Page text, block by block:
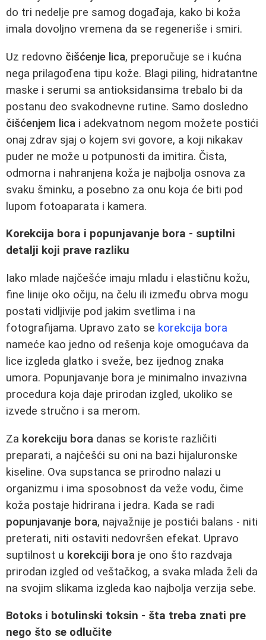
do tri nedelje pre samog događaja, kako bi koža
imala dovoljno vremena da se regeneriše i smiri.
Uz redovno čišćenje lica, preporučuje se i kućna
nega prilagođena tipu kože. Blagi piling, hidratantne
maske i serumi sa antioksidansima trebalo bi da
postanu deo svakodnevne rutine. Samo dosledno
čišćenjem lica i adekvatnom negom možete postići
onaj zdrav sjaj o kojem svi govore, a koji nikakav
puder ne može u potpunosti da imitira. Čista,
odmorna i nahranjena koža je najbolja osnova za
svaku šminku, a posebno za onu koja će biti pod
lupom fotoaparata i kamera.
Korekcija bora i popunjavanje bora - suptilni
detalji koji prave razliku
Iako mlade najčešće imaju mladu i elastičnu kožu,
fine linije oko očiju, na čelu ili između obrva mogu
postati vidljivije pod jakim svetlima i na
fotografijama. Upravo zato se korekcija bora
nameće kao jedno od rešenja koje omogućava da
lice izgleda glatko i sveže, bez ijednog znaka
umora. Popunjavanje bora je minimalno invazivna
procedura koja daje prirodan izgled, ukoliko se
izvede stručno i sa merom.
Za korekciju bora danas se koriste različiti
preparati, a najčešći su oni na bazi hijaluronske
kiseline. Ova supstanca se prirodno nalazi u
organizmu i ima sposobnost da veže vodu, čime
koža postaje hidrirana i jedra. Kada se radi
popunjavanje bora, najvažnije je postići balans - niti
preterati, niti ostaviti nedovršen efekat. Upravo
suptilnost u korekciji bora je ono što razdvaja
prirodan izgled od veštačkog, a svaka mlada želi da
na svojim slikama izgleda kao najbolja verzija sebe.
Botoks i botulinski toksin - šta treba znati pre
nego što se odlučite